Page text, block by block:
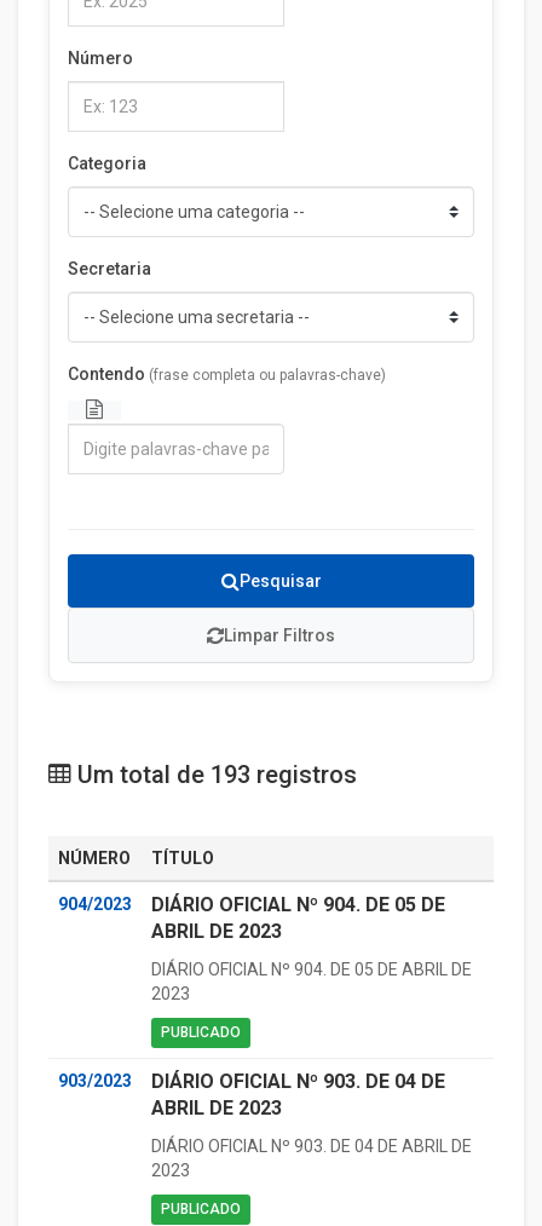
Número
Categoria
Secretaria
Contendo (frase completa ou palavras-chave)
Limpar Filtros
Pesquisar
Um total de 193 registros
NÚMERO TÍTULO
904/2023
DIÁRIO OFICIAL Nº 904. DE 05 DE
ABRIL DE 2023
DIÁRIO OFICIAL Nº 904. DE 05 DE ABRIL DE
2023
PUBLICADO
903/2023
DIÁRIO OFICIAL Nº 903. DE 04 DE
ABRIL DE 2023
DIÁRIO OFICIAL Nº 903. DE 04 DE ABRIL DE
2023
PUBLICADO